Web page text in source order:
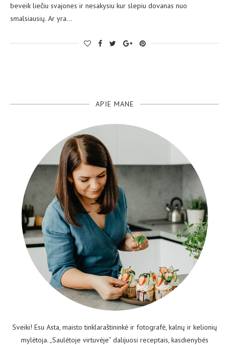
beveik liečiu svajones ir nesakysiu kur slepiu dovanas nuo
smalsiausių. Ar yra…
APIE MANE
Sveiki! Esu Asta, maisto tinklaraštininkė ir fotografė, kalnų ir kelionių
mylėtoja. „Saulėtoje virtuvėje” dalijuosi receptais, kasdienybės